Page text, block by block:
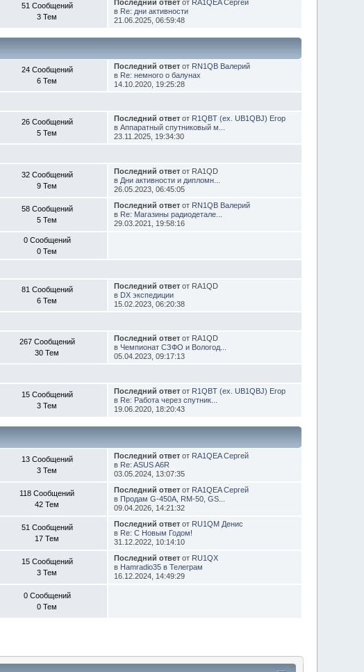
51 Сообщений
3 Тем
Последний ответот RA1QEA Сергей
в Re: дни активности
21.06.2025, 06:59:48
24 Сообщений
6 Тем
Последний ответот RN1QB Валерий
в Re: немного о балунах
14.10.2020, 19:25:28
26 Сообщений
5 Тем
Последний ответот R1QBT (ex. UB1QBJ) Егор
в Аппаратный спутниковый м...
23.11.2025, 19:34:30
32 Сообщений
9 Тем
Последний ответот RA1QD
в Дни активности и дипломн...
26.05.2023, 06:45:05
58 Сообщений
5 Тем
Последний ответот RN1QB Валерий
в Re: Магазины радиодетале...
29.03.2021, 19:58:16
0 Сообщений
0 Тем
81 Сообщений
6 Тем
Последний ответот RA1QD
в DX экспедиции
15.02.2023, 06:20:38
267 Сообщений
30 Тем
Последний ответот RA1QD
в Чемпионат СЗФО и Вологод...
05.04.2023, 09:17:13
15 Сообщений
3 Тем
Последний ответот R1QBT (ex. UB1QBJ) Егор
в Re: Работа через спутник...
19.06.2020, 18:20:43
13 Сообщений
3 Тем
Последний ответот RA1QEA Сергей
в Re: ASUS A6R
03.05.2024, 13:07:35
118 Сообщений
42 Тем
Последний ответот RA1QEA Сергей
в Продам G-450A, RM-50, GS...
09.04.2026, 14:21:32
51 Сообщений
17 Тем
Последний ответот RU1QM Денис
в Re: С Новым Годом!
31.12.2022, 10:14:10
15 Сообщений
3 Тем
Последний ответот RU1QX
в Hamradio35 в Телеграм
16.12.2024, 14:49:29
0 Сообщений
0 Тем